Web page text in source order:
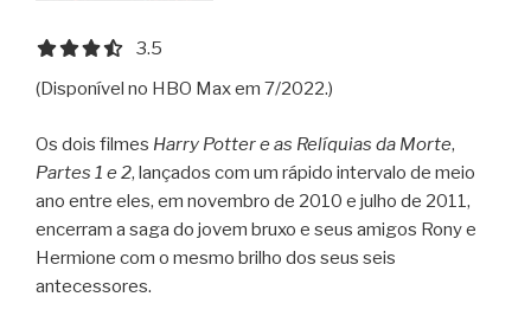
3.5 out of 5.0 stars
3.5
(Disponível no HBO Max em 7/2022.)
Os dois filmes Harry Potter e as Relíquias da Morte,
Partes 1 e 2, lançados com um rápido intervalo de meio
ano entre eles, em novembro de 2010 e julho de 2011,
encerram a saga do jovem bruxo e seus amigos Rony e
Hermione com o mesmo brilho dos seus seis
antecessores.